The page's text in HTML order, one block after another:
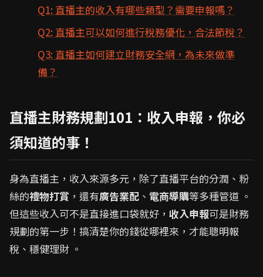
Q1: 直播主的收入有哪些類型？需要申報嗎？
Q2: 直播主可以如何進行稅務優化，合法節稅？
Q3: 直播主如何建立財務安全網，為未來做準
備？
直播主財務規劃101：收入申報，你必
須知道的事！
身為直播主，收入來源多元，除了直播平台的分潤、粉
絲的禮物打賞 ，還有廣告業配 、 電商導購等多種管道 。
但這些收入可不是直接進口袋就好， 收入申報可是財務
規劃的第一步！搞清楚你的錢從哪裡來，才能聰明報
稅、穩健理財 。